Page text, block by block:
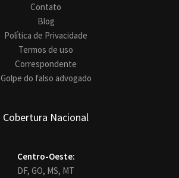
Contato
Blog
Política de Privacidade
Termos de uso
Correspondente
Golpe do falso advogado
Cobertura Nacional
Centro-Oeste:
DF, GO, MS, MT